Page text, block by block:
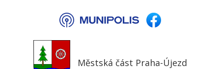
Městská část Praha-Újezd